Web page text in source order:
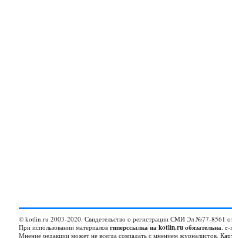
© kotlin.ru 2003-2020. Свидетельство о регистрации СМИ Эл №77-8561
При использовании материалов гиперссылка на kotlin.ru обязательна. e-
Мнение редакции может не всегда совпадать с мнением журналистов.